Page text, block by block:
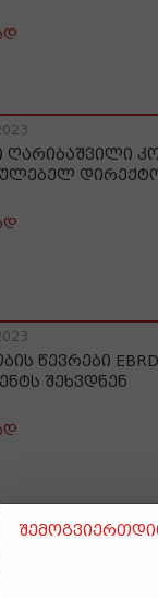
წევრები
შეხვდნენ
ღარიბაშვილი
მონაწილეობს